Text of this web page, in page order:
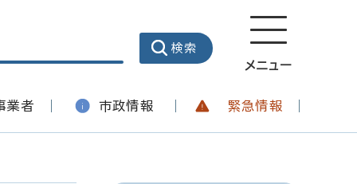
メニュー
業者 市政情報 緊急情報